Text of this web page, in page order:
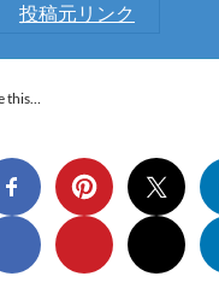
投稿元リンク
this…